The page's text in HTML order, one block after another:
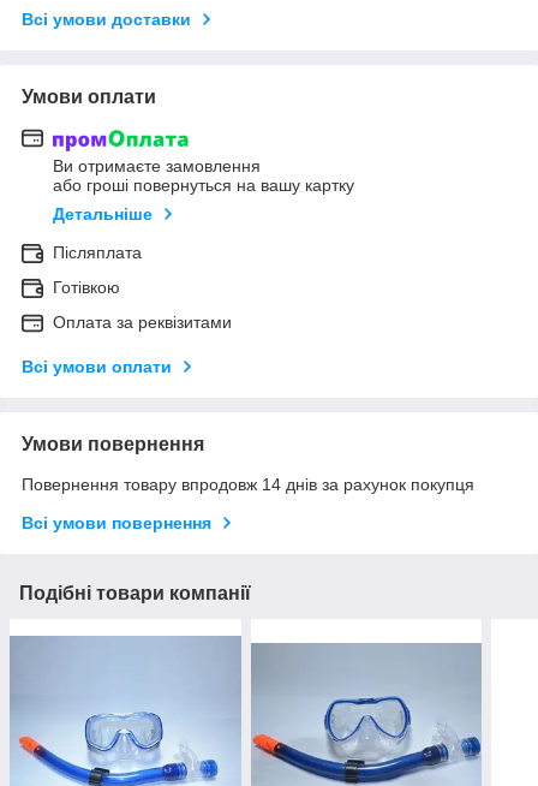
Всі умови доставки
Умови оплати
Ви отримаєте замовлення
або гроші повернуться на вашу картку
Детальніше
Післяплата
Готівкою
Оплата за реквізитами
Всі умови оплати
Умови повернення
Повернення товару впродовж 14 днів за рахунок покупця
Всі умови повернення
Подібні товари компанії